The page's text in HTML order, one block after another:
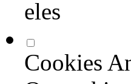
eles
Cookies